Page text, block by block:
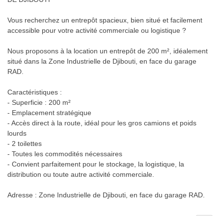
Vous recherchez un entrepôt spacieux, bien situé et facilement
accessible pour votre activité commerciale ou logistique ?
Nous proposons à la location un entrepôt de 200 m², idéalement
situé dans la Zone Industrielle de Djibouti, en face du garage
RAD.
Caractéristiques :
- Superficie : 200 m²
- Emplacement stratégique
- Accès direct à la route, idéal pour les gros camions et poids
lourds
- 2 toilettes
- Toutes les commodités nécessaires
- Convient parfaitement pour le stockage, la logistique, la
distribution ou toute autre activité commerciale.
Adresse : Zone Industrielle de Djibouti, en face du garage RAD.